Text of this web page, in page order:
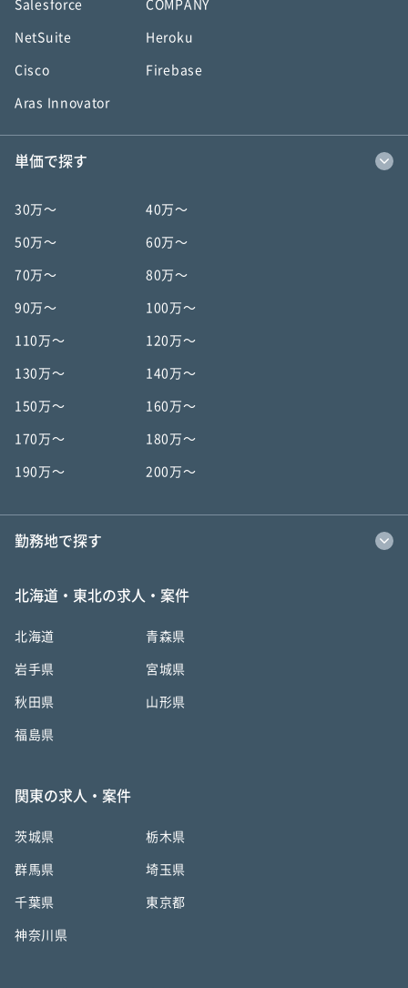
Salesforce COMPANY
NetSuite Heroku
Cisco Firebase
Aras Innovator
単価で探す
30万〜 40万〜
50万〜 60万〜
70万〜 80万〜
90万〜 100万〜
110万〜 120万〜
130万〜 140万〜
150万〜 160万〜
170万〜 180万〜
190万〜 200万〜
勤務地で探す
北海道・東北の求人・案件
北海道 青森県
岩手県 宮城県
秋田県 山形県
福島県
関東の求人・案件
茨城県 栃木県
群馬県 埼玉県
千葉県 東京都
神奈川県